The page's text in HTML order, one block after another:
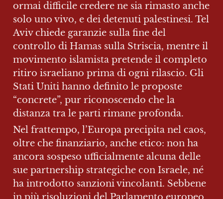
ormai difficile credere ne sia rimasto anche
solo uno vivo, e dei detenuti palestinesi. Tel
Aviv chiede garanzie sulla fine del
controllo di Hamas sulla Striscia, mentre il
movimento islamista pretende il completo
ritiro israeliano prima di ogni rilascio. Gli
Stati Uniti hanno definito le proposte
“concrete”, pur riconoscendo che la
distanza tra le parti rimane profonda.
Nel frattempo, l’Europa precipita nel caos,
oltre che finanziario, anche etico: non ha
ancora sospeso ufficialmente alcuna delle
sue partnership strategiche con Israele, né
ha introdotto sanzioni vincolanti. Sebbene